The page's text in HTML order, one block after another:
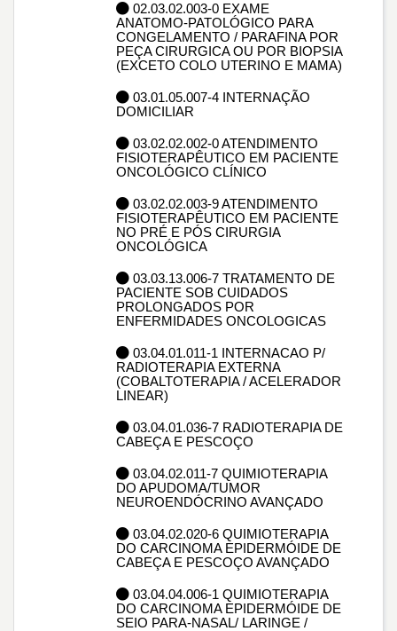
02.03.02.003-0 EXAME
ANATOMO-PATOLÓGICO PARA
CONGELAMENTO / PARAFINA POR
PEÇA CIRURGICA OU POR BIOPSIA
(EXCETO COLO UTERINO E MAMA)
03.01.05.007-4 INTERNAÇÃO
DOMICILIAR
03.02.02.002-0 ATENDIMENTO
FISIOTERAPÊUTICO EM PACIENTE
ONCOLÓGICO CLÍNICO
03.02.02.003-9 ATENDIMENTO
FISIOTERAPÊUTICO EM PACIENTE
NO PRÉ E PÓS CIRURGIA
ONCOLÓGICA
03.03.13.006-7 TRATAMENTO DE
PACIENTE SOB CUIDADOS
PROLONGADOS POR
ENFERMIDADES ONCOLOGICAS
03.04.01.011-1 INTERNACAO P/
RADIOTERAPIA EXTERNA
(COBALTOTERAPIA / ACELERADOR
LINEAR)
03.04.01.036-7 RADIOTERAPIA DE
CABEÇA E PESCOÇO
03.04.02.011-7 QUIMIOTERAPIA
DO APUDOMA/TUMOR
NEUROENDÓCRINO AVANÇADO
03.04.02.020-6 QUIMIOTERAPIA
DO CARCINOMA EPIDERMÓIDE DE
CABEÇA E PESCOÇO AVANÇADO
03.04.04.006-1 QUIMIOTERAPIA
DO CARCINOMA EPIDERMÓIDE DE
SEIO PARA-NASAL/ LARINGE /